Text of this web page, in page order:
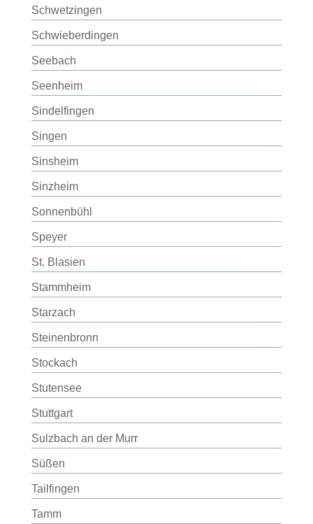
Schwetzingen
Schwieberdingen
Seebach
Seenheim
Sindelfingen
Singen
Sinsheim
Sinzheim
Sonnenbühl
Speyer
St. Blasien
Stammheim
Starzach
Steinenbronn
Stockach
Stutensee
Stuttgart
Sulzbach an der Murr
Süßen
Tailfingen
Tamm